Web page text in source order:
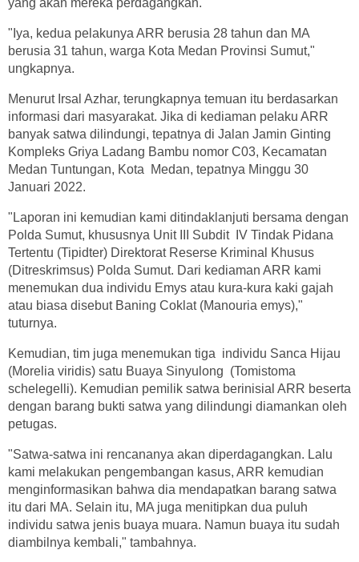
yang akan mereka perdagangkan.
"Iya, kedua pelakunya ARR berusia 28 tahun dan MA
berusia 31 tahun, warga Kota Medan Provinsi Sumut,"
ungkapnya.
Menurut Irsal Azhar, terungkapnya temuan itu berdasarkan
informasi dari masyarakat. Jika di kediaman pelaku ARR
banyak satwa dilindungi, tepatnya di Jalan Jamin Ginting
Kompleks Griya Ladang Bambu nomor C03, Kecamatan
Medan Tuntungan, Kota Medan, tepatnya Minggu 30
Januari 2022.
"Laporan ini kemudian kami ditindaklanjuti bersama dengan
Polda Sumut, khususnya Unit III Subdit IV Tindak Pidana
Tertentu (Tipidter) Direktorat Reserse Kriminal Khusus
(Ditreskrimsus) Polda Sumut. Dari kediaman ARR kami
menemukan dua individu Emys atau kura-kura kaki gajah
atau biasa disebut Baning Coklat (Manouria emys),"
tuturnya.
Kemudian, tim juga menemukan tiga individu Sanca Hijau
(Morelia viridis) satu Buaya Sinyulong (Tomistoma
schelegelli). Kemudian pemilik satwa berinisial ARR beserta
dengan barang bukti satwa yang dilindungi diamankan oleh
petugas.
"Satwa-satwa ini rencananya akan diperdagangkan. Lalu
kami melakukan pengembangan kasus, ARR kemudian
menginformasikan bahwa dia mendapatkan barang satwa
itu dari MA. Selain itu, MA juga menitipkan dua puluh
individu satwa jenis buaya muara. Namun buaya itu sudah
diambilnya kembali," tambahnya.